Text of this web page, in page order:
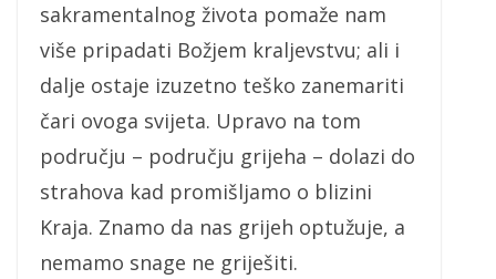
sakramentalnog života pomaže nam
više pripadati Božjem kraljevstvu; ali i
dalje ostaje izuzetno teško zanemariti
čari ovoga svijeta. Upravo na tom
području – području grijeha – dolazi do
strahova kad promišljamo o blizini
Kraja. Znamo da nas grijeh optužuje, a
nemamo snage ne griješiti.